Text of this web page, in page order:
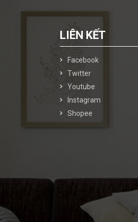
LIÊN KẾT
Facebook
Twitter
Youtube
Instagram
Shopee